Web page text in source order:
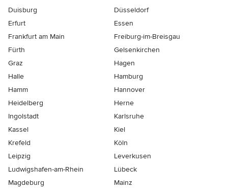
Duisburg
Düsseldorf
Erfurt
Essen
Frankfurt am Main
Freiburg-im-Breisgau
Fürth
Gelsenkirchen
Graz
Hagen
Halle
Hamburg
Hamm
Hannover
Heidelberg
Herne
Ingolstadt
Karlsruhe
Kassel
Kiel
Krefeld
Köln
Leipzig
Leverkusen
Ludwigshafen-am-Rhein
Lübeck
Magdeburg
Mainz